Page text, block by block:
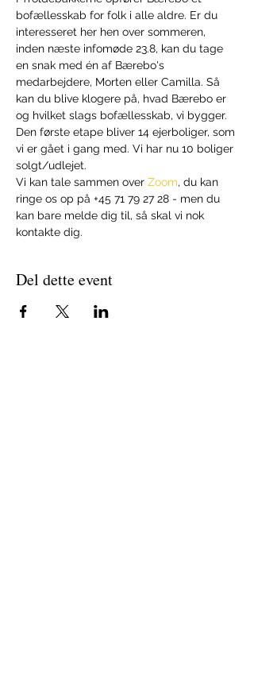
bofællesskab for folk i alle aldre. Er du
interesseret her hen over sommeren,
inden næste infomøde 23.8, kan du tage
en snak med én af Bærebo's
medarbejdere, Morten eller Camilla. Så
kan du blive klogere på, hvad Bærebo er
og hvilket slags bofællesskab, vi bygger.
Den første etape bliver 14 ejerboliger, som
vi er gået i gang med. Vi har nu 10 boliger
solgt/udlejet.
Vi kan tale sammen over Zoom, du kan
ringe os op på +45 71 79 27 28 - men du
kan bare melde dig til, så skal vi nok
kontakte dig.
Del dette event